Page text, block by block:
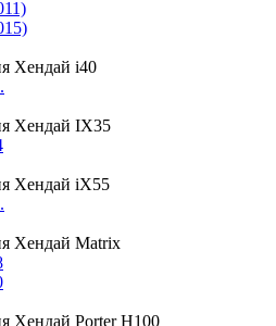
Хендай i40
Хендай IX35
Хендай iX55
Хендай Matrix
Хендай Porter H100